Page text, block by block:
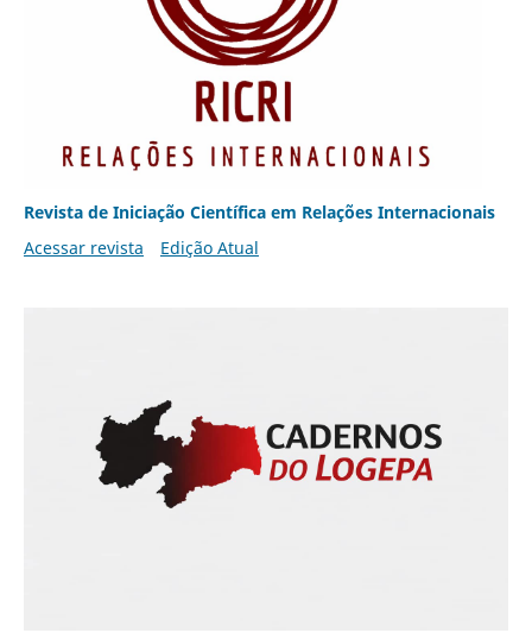
Revista de Iniciação Científica em Relações Internacionais
Acessar revista
Edição Atual